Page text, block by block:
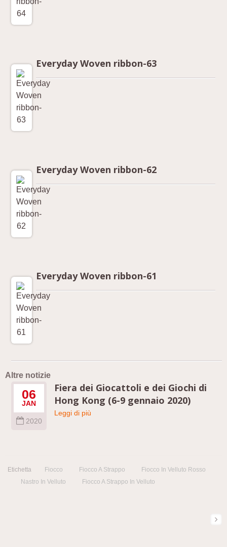
Everyday Woven ribbon-63
Everyday Woven ribbon-62
Everyday Woven ribbon-61
Altre notizie
06
JAN
2020
Fiera dei Giocattoli e dei Giochi di
Hong Kong (6-9 gennaio 2020)
Leggi di più
Etichetta Fiocco Fiocco A Strappo
Fiocco In Velluto Rosso
Nastro In Velluto
Fiocco A Strappo In Velluto